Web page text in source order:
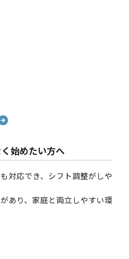
始めたい方へ
対応でき、シフト調整がしや
あり、家庭と両立しやすい環